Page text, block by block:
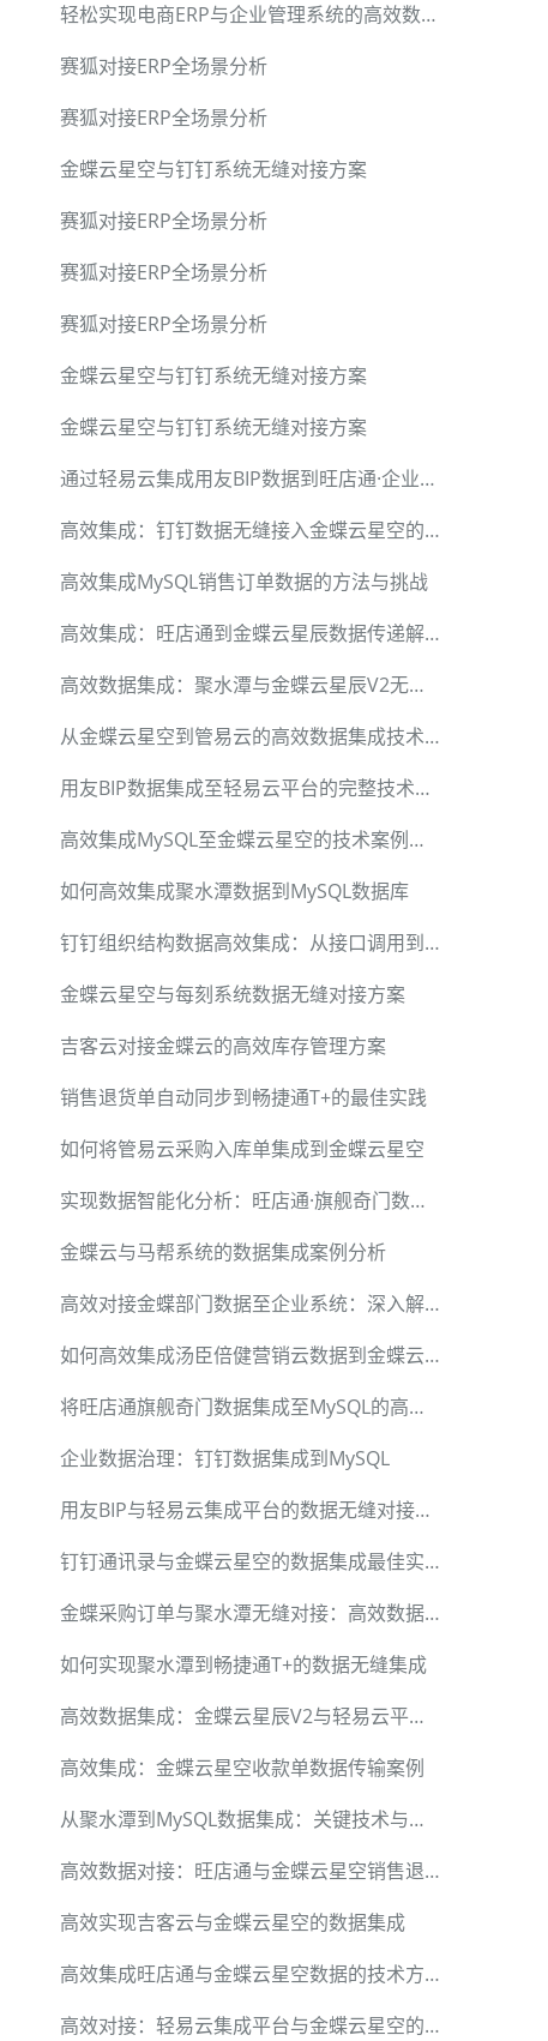
1 MONTH), '%Y-%m-%d 00:00:00')",
轻松实现电商ERP与企业管理系统的高效数据协同
赛狐对接ERP全场景分析
赛狐对接ERP全场景分析
金蝶云星空与钉钉系统无缝对接方案
赛狐对接ERP全场景分析
赛狐对接ERP全场景分析
赛狐对接ERP全场景分析
金蝶云星空与钉钉系统无缝对接方案
金蝶云星空与钉钉系统无缝对接方案
通过轻易云集成用友BIP数据到旺店通·企业奇门的最佳实践
高效集成：钉钉数据无缝接入金蝶云星空的技术实践
高效集成MySQL销售订单数据的方法与挑战
高效集成：旺店通到金蝶云星辰数据传递解决方案
高效数据集成：聚水潭与金蝶云星辰V2无缝对接
从金蝶云星空到管易云的高效数据集成技术解析
用友BIP数据集成至轻易云平台的完整技术方案
高效集成MySQL至金蝶云星空的技术案例分享
如何高效集成聚水潭数据到MySQL数据库
钉钉组织结构数据高效集成：从接口调用到数据写入的完整方案
金蝶云星空与每刻系统数据无缝对接方案
吉客云对接金蝶云的高效库存管理方案
销售退货单自动同步到畅捷通T+的最佳实践
如何将管易云采购入库单集成到金蝶云星空
实现数据智能化分析：旺店通·旗舰奇门数据集成MySQL案例
金蝶云与马帮系统的数据集成案例分析
高效对接金蝶部门数据至企业系统：深入解析与实施
如何高效集成汤臣倍健营销云数据到金蝶云星辰V2
将旺店通旗舰奇门数据集成至MySQL的高效方法
企业数据治理：钉钉数据集成到MySQL
用友BIP与轻易云集成平台的数据无缝对接技术
钉钉通讯录与金蝶云星空的数据集成最佳实践
金蝶采购订单与聚水潭无缝对接：高效数据集成解决方案
如何实现聚水潭到畅捷通T+的数据无缝集成
高效数据集成：金蝶云星辰V2与轻易云平台对接案例解析
高效集成：金蝶云星空收款单数据传输案例
从聚水潭到MySQL数据集成：关键技术与实现方案
高效数据对接：旺店通与金蝶云星空销售退货单集成策略
高效实现吉客云与金蝶云星空的数据集成
高效集成旺店通与金蝶云星空数据的技术方案
高效对接：轻易云集成平台与金蝶云星空的实践案例